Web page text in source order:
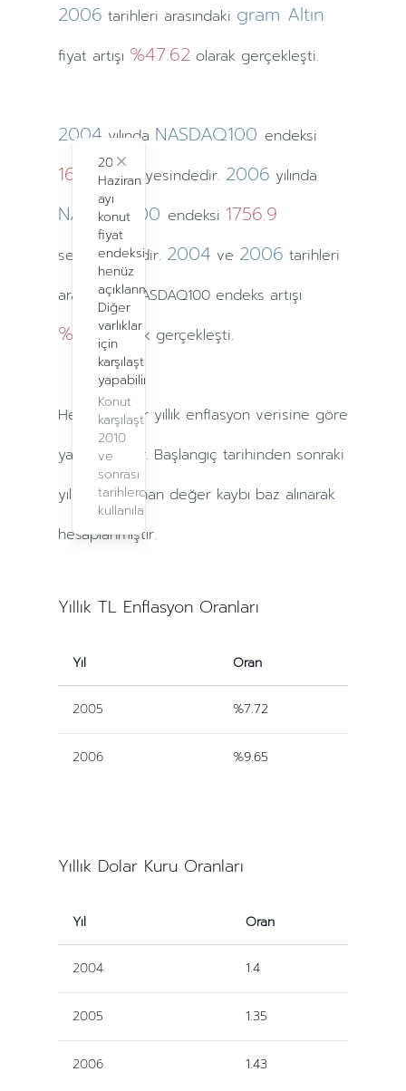
2006 tarihleri arasındaki gram Altın
fiyat artışı %47.62olarak gerçekleşti.
2024
Haziran
ayı
konut
fiyat
endeksi
henüz
açıklanmadı.
Diğer
varlıklar
için
karşılaştırma
yapabilirsiniz.
Konut
karşılaştırma,
2010
ve
sonrası
tarihlerde
kullanılabilir.
Close
2004 yılında NASDAQ100 endeksi
1621.12seviyesindedir. 2006 yılında
NASDAQ100 endeksi 1756.9
seviyesindedir. 2004 ve 2006 tarihleri
arasındaki NASDAQ100 endeks artışı
%10.7olarak gerçekleşti.
Hesaplamalar yıllık enflasyon verisine göre
yapılmaktadır. Başlangıç tarihinden sonraki
yıllardayaşanan değer kaybı baz alınarak
hesaplanmıştır.
Yıllık TL Enflasyon Oranları
Yıl Oran
2005 %7.72
2006 %9.65
Yıllık Dolar Kuru Oranları
Yıl Oran
2004 1.4
2005 1.35
2006 1.43